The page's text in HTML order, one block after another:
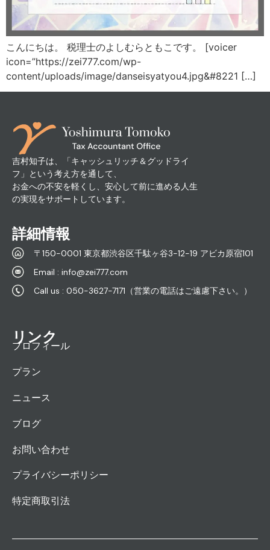
こんにちは。 税理士のよしむらともこです。 [voicer
icon=”https://zei777.com/wp-
content/uploads/image/danseisyatyou4.jpg&#8221 […]
吉村知子は、「キャッシュリッチ＆グッドライ
フ」という考え方を通して、
お金への不安を軽くし、安心して前に進める人生
の実現をサポートしています。
詳細情報
〒150-0001 東京都渋谷区千駄ヶ谷3-12-19 アビカ原宿101
Email : info@zei777.com
Call us : 050-3627-7171（営業の電話はご遠慮下さい。）
リンク
プロフィール
プラン
ニュース
ブログ
お問い合わせ
プライバシーポリシー
特定商取引法